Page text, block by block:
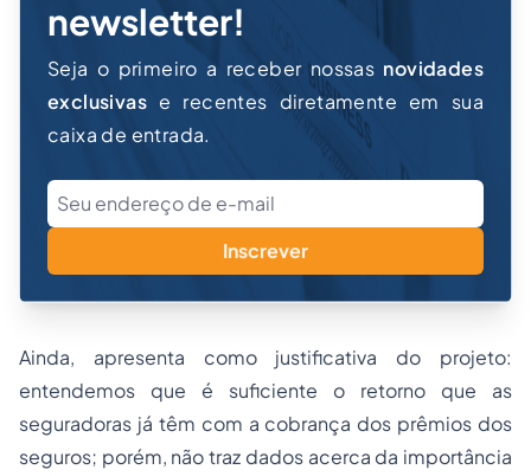
newsletter!
Seja o primeiro a receber nossas novidades
exclusivas e recentes diretamente em sua
caixa de entrada.
Inscrever
Ainda, apresenta como justificativa do projeto:
entendemos que é suficiente o retorno que as
seguradoras já têm com a cobrança dos prêmios dos
seguros; porém, não traz dados acerca da importância